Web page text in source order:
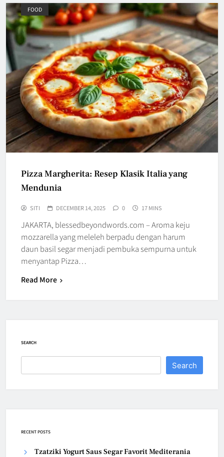
FOOD
Pizza Margherita: Resep Klasik Italia yang
Mendunia
SITI DECEMBER 14, 2025 0 17 MINS
JAKARTA, blessedbeyondwords.com – Aroma keju
mozzarella yang meleleh berpadu dengan harum
daun basil segar menjadi pembuka sempurna untuk
menyantap Pizza…
Read More
SEARCH
Search
RECENT POSTS
Tzatziki Yogurt Saus Segar Favorit Mediterania